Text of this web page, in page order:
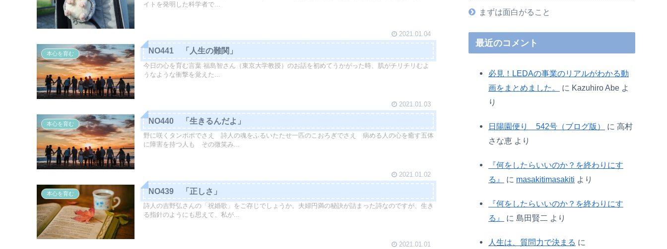
イトを発明した科学者で...
2021.01.04
本心を育む NO441 「人生の難関」
今日の心を育む言葉 福島智さん（東京大学教授）のお話を初めてうかがった時、肌がチリチリむよ
うなような衝撃を覚えた...
2021.01.03
本心を育む NO440 「生きるんだよ」
野に咲くタンポポでさえ 詩人の魂をふるいたたせ一匹のこおろぎでさえ 病める人の心を癒す五体
に障害を持つ人も その微笑み...
2021.01.02
本心を育む NO439 「正しさ」
詩人の吉野弘さんの「祝婚歌」をご存じでしょうか。夫婦円満の秘訣が詰まった詩なのですが、生き
る指針のようにも思えて、私が...
2021.01.01
まずは面白がること
最近のコメント
必見！LEDAの事業のリアルがわかる動
画をまとめました。
に Kazuhiro Abe よ
り
日陽園便り 542号（ブログ版） に 高村
さな恵 より
『何をしたらいいのか？を終わりにす
る』
に masakitimasakiti より
『何をしたらいいのか？を終わりにす
る』
に 島田賢二 より
人生は、質問力で決まる に